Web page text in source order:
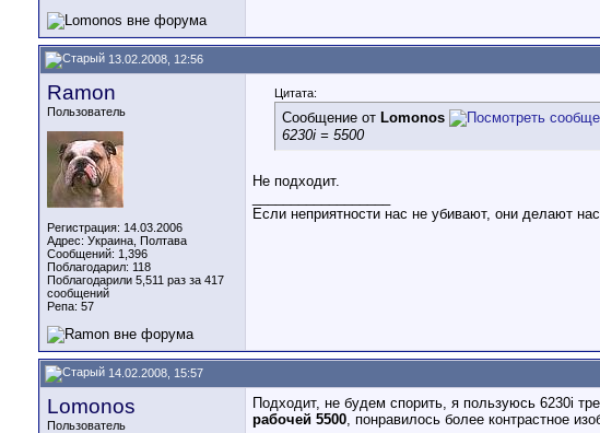
13.02.2008, 12:56
Ramon
Пользователь
Регистрация: 14.03.2006
Адрес: Украина, Полтава
Сообщений: 1,396
Поблагодарил: 118
Поблагодарили 5,511 раз за 417
сообщений
Репа: 57
Цитата:
Сообщение от Lomonos
6230i = 5500
Не подходит.
Если неприятности нас не убивают, они делают
14.02.2008, 15:57
Lomonos
Пользователь
Подходит, не будем спорить, я пользуюсь 6230i
рабочей 5500, понравилось более контрастное